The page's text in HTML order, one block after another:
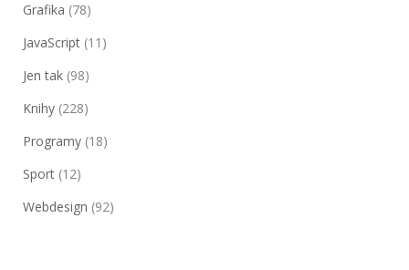
Grafika (78)
JavaScript (11)
Jen tak (98)
Knihy (228)
Programy (18)
Sport (12)
Webdesign (92)